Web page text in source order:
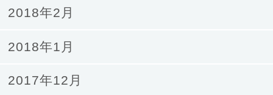
2018年2月
2018年1月
2017年12月